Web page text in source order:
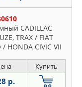
CADILLAC
TRAX / FIAT
/ HONDA CIVIC VII
OMEGA,Купить
р.